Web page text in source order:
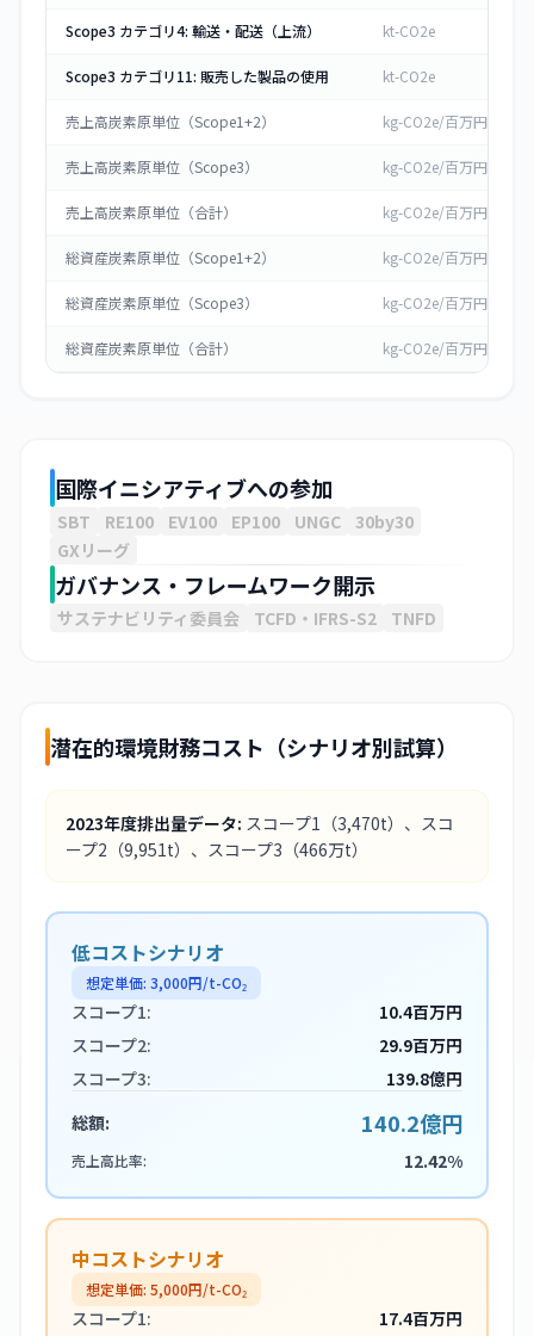
Scope3 カテゴリ4: 輸送・配送（上流） kt-CO2e
Scope3 カテゴリ11: 販売した製品の使用 kt-CO2e
売上高炭素原単位（Scope1+2） kg-CO2e/百万円
売上高炭素原単位（Scope3） kg-CO2e/百万円
売上高炭素原単位（合計） kg-CO2e/百万円
総資産炭素原単位（Scope1+2） kg-CO2e/百万円
総資産炭素原単位（Scope3） kg-CO2e/百万円
総資産炭素原単位（合計） kg-CO2e/百万円
国際イニシアティブへの参加
SBT RE100 EV100 EP100 UNGC 30by30
GXリーグ
ガバナンス・フレームワーク開示
サステナビリティ委員会 TCFD・IFRS-S2 TNFD
潜在的環境財務コスト（シナリオ別試算）
2023年度排出量データ: スコープ1 （3,470t） 、スコ
ープ2 （9,951t） 、スコープ3 （466万t）
低コストシナリオ
想定単価: 3,000円/t-CO₂
スコープ1:
10.4百万円
スコープ2:
29.9百万円
スコープ3:
139.8億円
総額:
140.2億円
売上高比率: 12.42%
中コストシナリオ
想定単価: 5,000円/t-CO₂
スコープ1: 17.4百万円